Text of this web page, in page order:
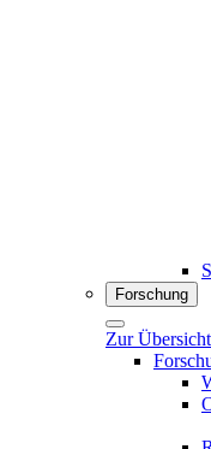
Forschung
Zur